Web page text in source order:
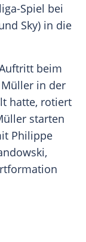
Spiel bei
Sky) in die
beim
Müller in der
hatte, rotiert
starten
Philippe